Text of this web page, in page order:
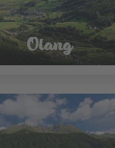
Olang